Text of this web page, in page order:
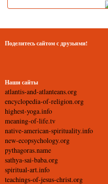
Поделитесь сайтом с друзьями!
Наши сайты
atlantis-and-atlanteans.org
encyclopedia-of-religion.org
highest-yoga.info
meaning-of-life.tv
native-american-spirituality.info
new-ecopsychology.org
pythagoras.name
sathya-sai-baba.org
spiritual-art.info
teachings-of-jesus-christ.org